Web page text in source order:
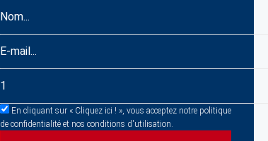
En cliquant sur « Cliquez ici ! », vous acceptez notre politique
de confidentialité et nos conditions d'utilisation.